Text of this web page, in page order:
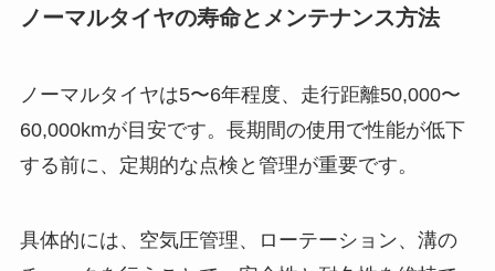
ノーマルタイヤの寿命とメンテナンス方法
ノーマルタイヤは5〜6年程度、走行距離50,000〜
60,000kmが目安です。長期間の使用で性能が低下
する前に、定期的な点検と管理が重要です。
具体的には、空気圧管理、ローテーション、溝の